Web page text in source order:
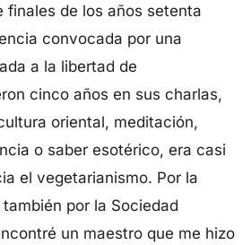
finales de los años setenta
convocada por una
a la libertad de
cinco años en sus charlas,
oriental, meditación,
o saber esotérico, era casi
el vegetarianismo. Por la
por la Sociedad
un maestro que me hizo